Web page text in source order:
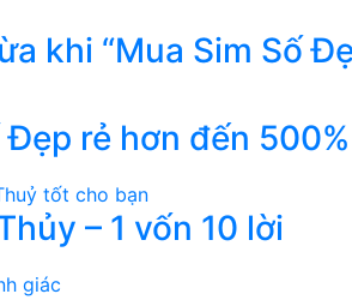
khi “Mua Sim Số
rẻ hơn đến
– 1 vốn 10 lời